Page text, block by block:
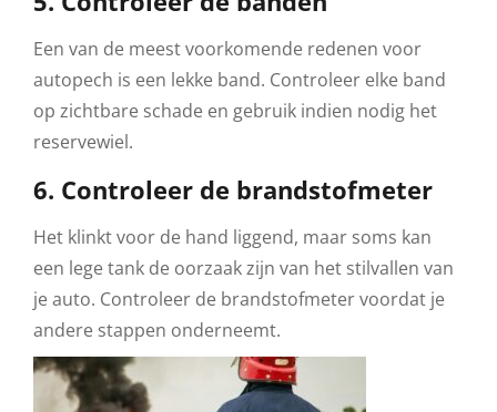
Een van de meest voorkomende redenen voor
autopech is een lekke band. Controleer elke band
op zichtbare schade en gebruik indien nodig het
reservewiel.
6. Controleer de brandstofmeter
Het klinkt voor de hand liggend, maar soms kan
een lege tank de oorzaak zijn van het stilvallen van
je auto. Controleer de brandstofmeter voordat je
andere stappen onderneemt.